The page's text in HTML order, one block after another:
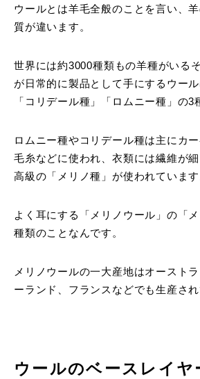
ウールとは羊毛全般のことを言い、
質が違います。
世界には約3000種類もの羊種がいる
が日常的に製品として手にするウール
「コリデール種」「ロムニー種」の3
ロムニー種やコリデール種は主にカ
毛糸などに使われ、衣類には繊維が
高級の「メリノ種」が使われています
よく耳にする「メリノウール」の「
種類のことなんです。
メリノウールの一大産地はオースト
ーランド、フランスなどでも生産され
ウールのベースレイヤ